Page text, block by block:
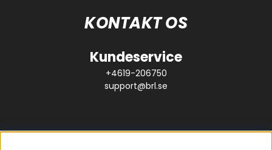
KONTAKT OS
Kundeservice
+4619-206750
support@brl.se